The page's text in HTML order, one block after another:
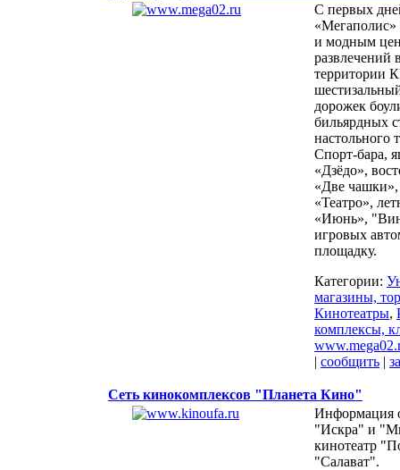
С первых
и модным
развлечений
территории
дорожек
бильярдных
настольного
Спорт-бара,
«Дзёдо»,
«Две
«Театро»,
«Июнь»,
игровых
площадку.
Категории:
магазины,
Кинотеатры,
комплексы,
| сообщить |
Сеть кинокомплексов "Планета Кино"
Информация
"Искра" и
кинотеатр
"Салават".